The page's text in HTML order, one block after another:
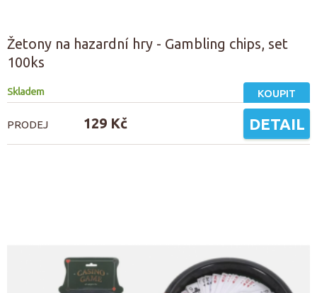
Žetony na hazardní hry - Gambling chips, set
100ks
Skladem KOUPIT
PRODEJ 129 Kč DETAIL